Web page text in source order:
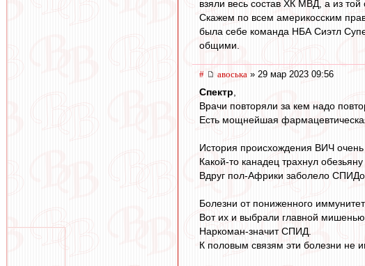
взяли весь состав ХК МВД, а из
Скажем по всем америкосским
была себе команда НБА Сиэтл
общими.
# авоська » 29 мар 2023 09:56
Спектр,
Врачи повторяли за кем надо
Есть мощнейшая
История происхождения ВИЧ
Какой-то канадец трахнул
Вдруг пол-Африки заболело
Болезни от пониженного
Вот их и выбрали главной
Наркоман-значит СПИД.
К половым связям эти болезни не